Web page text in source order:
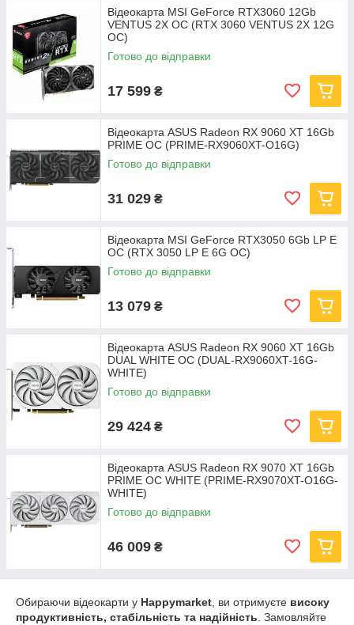
Відеокарта MSI GeForce RTX3060 12Gb
VENTUS 2X OC (RTX 3060 VENTUS 2X 12G
OC)
Готово до відправки
17 599 ₴
Відеокарта ASUS Radeon RX 9060 XT 16Gb
PRIME OC (PRIME-RX9060XT-O16G)
Готово до відправки
31 029 ₴
Відеокарта MSI GeForce RTX3050 6Gb LP E
OC (RTX 3050 LP E 6G OC)
Готово до відправки
13 079 ₴
Відеокарта ASUS Radeon RX 9060 XT 16Gb
DUAL WHITE OC (DUAL-RX9060XT-16G-
WHITE)
Готово до відправки
29 424 ₴
Відеокарта ASUS Radeon RX 9070 XT 16Gb
PRIME OC WHITE (PRIME-RX9070XT-O16G-
WHITE)
Готово до відправки
46 009 ₴
Обираючи відеокарти у Happymarket , ви отримуєте високу
продуктивність, стабільність та надійність . Замовляйте